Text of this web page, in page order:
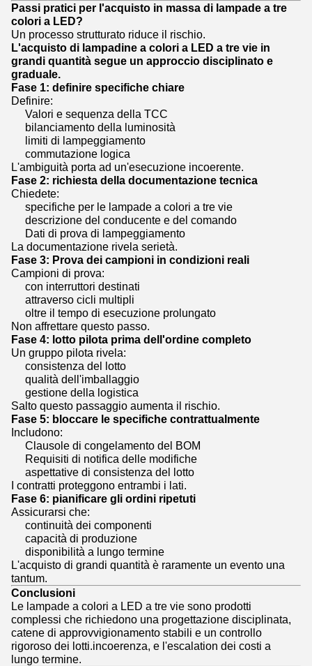
Passi pratici per l'acquisto in massa di lampade a tre
colori a LED?
Un processo strutturato riduce il rischio.
L'acquisto di lampadine a colori a LED a tre vie in
grandi quantità segue un approccio disciplinato e
graduale.
Fase 1: definire specifiche chiare
Definire:
Valori e sequenza della TCC
bilanciamento della luminosità
limiti di lampeggiamento
commutazione logica
L'ambiguità porta ad un'esecuzione incoerente.
Fase 2: richiesta della documentazione tecnica
Chiedete:
specifiche per le lampade a colori a tre vie
descrizione del conducente e del comando
Dati di prova di lampeggiamento
La documentazione rivela serietà.
Fase 3: Prova dei campioni in condizioni reali
Campioni di prova:
con interruttori destinati
attraverso cicli multipli
oltre il tempo di esecuzione prolungato
Non affrettare questo passo.
Fase 4: lotto pilota prima dell'ordine completo
Un gruppo pilota rivela:
consistenza del lotto
qualità dell'imballaggio
gestione della logistica
Salto questo passaggio aumenta il rischio.
Fase 5: bloccare le specifiche contrattualmente
Includono:
Clausole di congelamento del BOM
Requisiti di notifica delle modifiche
aspettative di consistenza del lotto
I contratti proteggono entrambi i lati.
Fase 6: pianificare gli ordini ripetuti
Assicurarsi che:
continuità dei componenti
capacità di produzione
disponibilità a lungo termine
L'acquisto di grandi quantità è raramente un evento una
tantum.
Conclusioni
Le lampade a colori a LED a tre vie sono prodotti
complessi che richiedono una progettazione disciplinata,
catene di approvvigionamento stabili e un controllo
rigoroso dei lotti.incoerenza, e l'escalation dei costi a
lungo termine.